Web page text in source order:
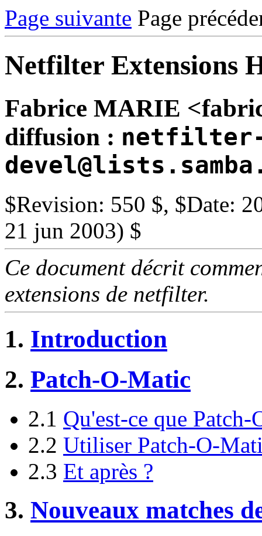
Page suivante Page
Netfilter Extensions
Fabrice MARIE
diffusion :
$Revision: 550 $, $Date:
21 jun 2003) $
Ce document décrit
extensions de netfilter.
1. Introduction
2. Patch-O-Matic
2.1 Qu'est-ce que
2.2 Utiliser Patch-O-
2.3 Et après ?
3. Nouveaux matches